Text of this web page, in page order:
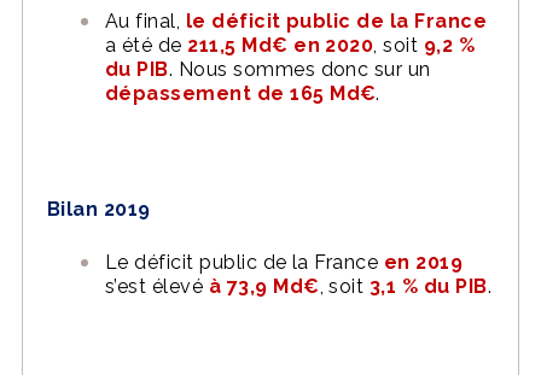
Au final, le déficit public de la France
a été de 211,5 Md€ en 2020, soit 9,2 %
du PIB. Nous sommes donc sur un
dépassement de 165 Md€.
Bilan 2019
Le déficit public de la France en 2019
s’est élevé à 73,9 Md€, soit 3,1 % du PIB.